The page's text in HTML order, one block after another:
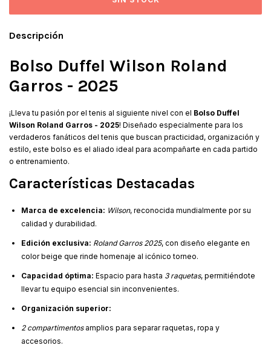
Descripción
Bolso Duffel Wilson Roland
Garros - 2025
¡Lleva tu pasión por el tenis al siguiente nivel con el Bolso Duffel
Wilson Roland Garros - 2025! Diseñado especialmente para los
verdaderos fanáticos del tenis que buscan practicidad, organización y
estilo, este bolso es el aliado ideal para acompañarte en cada partido
o entrenamiento.
Características Destacadas
Marca de excelencia: Wilson, reconocida mundialmente por su
calidad y durabilidad.
Edición exclusiva: Roland Garros 2025, con diseño elegante en
color beige que rinde homenaje al icónico torneo.
Capacidad óptima: Espacio para hasta 3 raquetas, permitiéndote
llevar tu equipo esencial sin inconvenientes.
Organización superior:
2 compartimentosamplios para separar raquetas, ropa y
accesorios.